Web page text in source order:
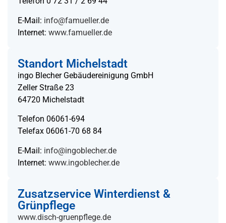
E-Mail: info@famueller.de
Internet: www.famueller.de
Standort Michelstadt
ingo Blecher Gebäudereinigung GmbH
Zeller Straße 23
64720 Michelstadt
Telefon 06061-694
Telefax 06061-70 68 84
E-Mail: info@ingoblecher.de
Internet: www.ingoblecher.de
Zusatzservice Winterdienst &
Grünpflege
www.disch-gruenpflege.de